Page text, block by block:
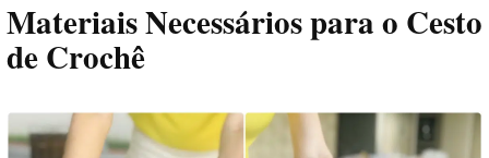
Materiais Necessários para o Cesto
de Crochê